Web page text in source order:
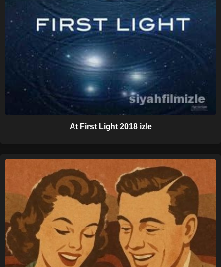
At First Light 2018 izle